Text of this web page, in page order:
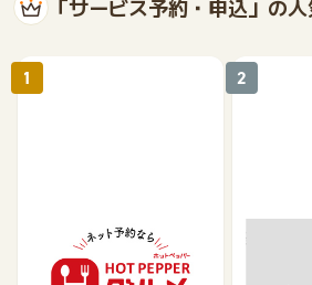
「サービス予約・申込」の
【ホットペッパーグル
メ】レストラン予約
1
楽天ぐ
2